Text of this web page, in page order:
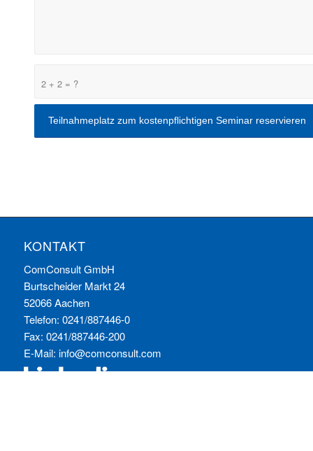
2 + 2 = ?
KONTAKT
ComConsult GmbH
Burtscheider Markt 24
52066 Aachen
Telefon: 0241/887446-0
Fax: 0241/887446-200
E-Mail: info@comconsult.com